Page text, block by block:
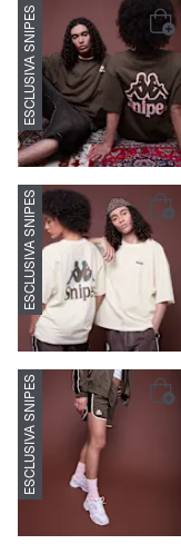
ESCLUSIVA SNIPES
ESCLUSIVA SNIPES
ESCLUSIVA SNIPES